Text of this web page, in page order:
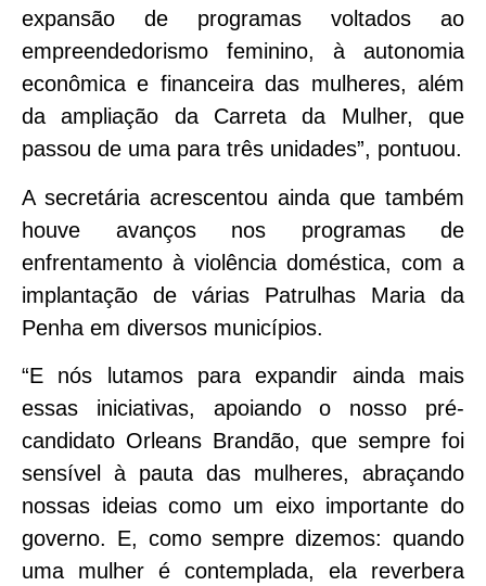
expansão de programas voltados ao
empreendedorismo feminino, à autonomia
econômica e financeira das mulheres, além
da ampliação da Carreta da Mulher, que
passou de uma para três unidades”, pontuou.
A secretária acrescentou ainda que também
houve avanços nos programas de
enfrentamento à violência doméstica, com a
implantação de várias Patrulhas Maria da
Penha em diversos municípios.
“E nós lutamos para expandir ainda mais
essas iniciativas, apoiando o nosso pré-
candidato Orleans Brandão, que sempre foi
sensível à pauta das mulheres, abraçando
nossas ideias como um eixo importante do
governo. E, como sempre dizemos: quando
uma mulher é contemplada, ela reverbera